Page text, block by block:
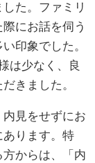
た。ファミリ
にお話を伺う
印象でした。
は少なく、良
きました。
見をせずにお
ります。特
からは、「内